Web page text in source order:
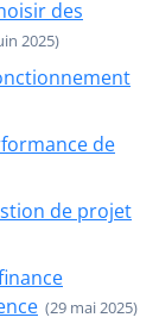
des
2025)
de
de projet
(29 mai 2025)